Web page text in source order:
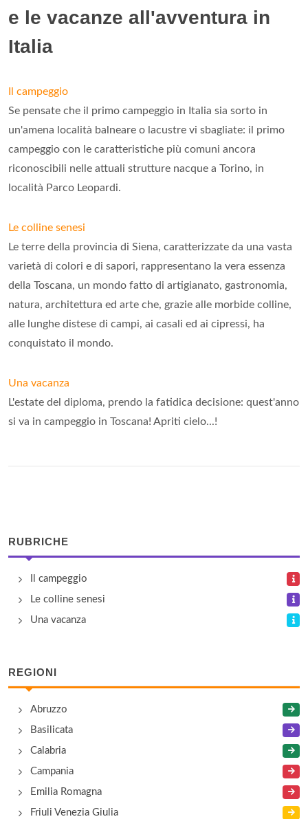
e le vacanze all'avventura in
Italia
Il campeggio
Se pensate che il primo campeggio in Italia sia sorto in
un'amena località balneare o lacustre vi sbagliate: il primo
campeggio con le caratteristiche più comuni ancora
riconoscibili nelle attuali strutture nacque a Torino, in
località Parco Leopardi.
Le colline senesi
Le terre della provincia di Siena, caratterizzate da una vasta
varietà di colori e di sapori, rappresentano la vera essenza
della Toscana, un mondo fatto di artigianato, gastronomia,
natura, architettura ed arte che, grazie alle morbide colline,
alle lunghe distese di campi, ai casali ed ai cipressi, ha
conquistato il mondo.
Una vacanza
L'estate del diploma, prendo la fatidica decisione: quest'anno
si va in campeggio in Toscana! Apriti cielo...!
RUBRICHE
Il campeggio
Le colline senesi
Una vacanza
REGIONI
Abruzzo
Basilicata
Calabria
Campania
Emilia Romagna
Friuli Venezia Giulia